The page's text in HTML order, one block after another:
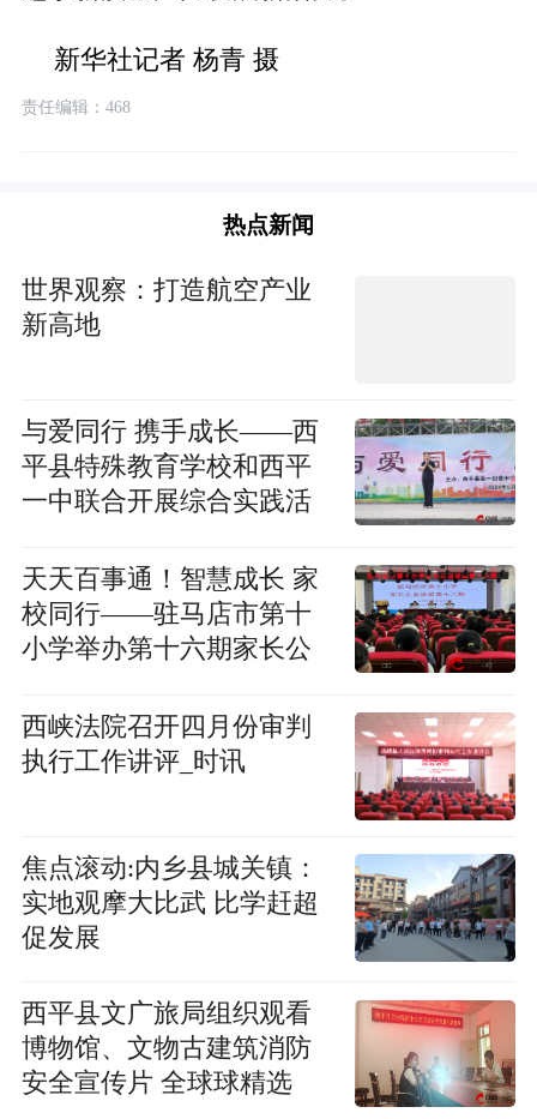
新华社记者 杨青 摄
责任编辑：468
热点新闻
世界观察：打造航空产业
新高地
​与爱同行 携手成长——西
平县特殊教育学校和西平
一中联合开展综合实践活
天天百事通！智慧成长 家
校同行——驻马店市第十
小学举办第十六期家长公
西峡法院召开四月份审判
执行工作讲评_时讯
焦点滚动:内乡县城关镇：
实地观摩大比武 比学赶超
促发展
​西平县文广旅局组织观看
博物馆、文物古建筑消防
安全宣传片 全球球精选